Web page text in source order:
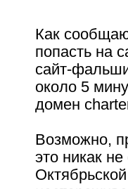
Как
попасть на
сайт-
около 5
домен
Возможно,
это никак